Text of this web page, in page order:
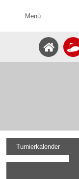
Menü
Turnierkalender